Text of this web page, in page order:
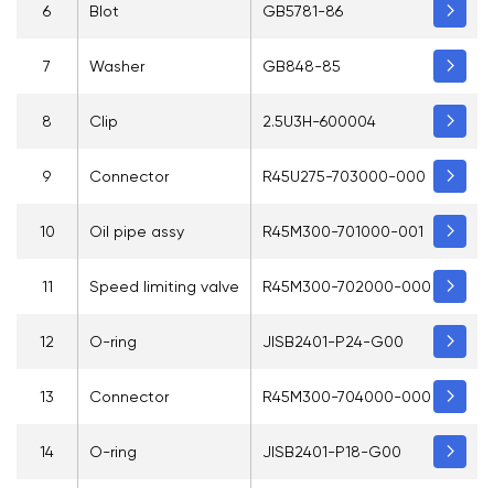
6 Blot GB5781-86
7 Washer GB848-85
8 Clip 2.5U3H-600004
9 Connector R45U275-703000-000
10 Oil pipe assy R45M300-701000-001
11 Speed limiting valve R45M300-702000-000
12 O-ring JISB2401-P24-G00
13 Connector R45M300-704000-000
14 O-ring JISB2401-P18-G00